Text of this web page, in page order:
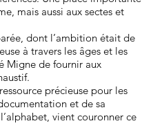
mais aussi aux sectes et
dont l’ambition était de
à travers les âges et les
Migne de fournir aux
précieuse pour les
et de sa
vient couronner ce